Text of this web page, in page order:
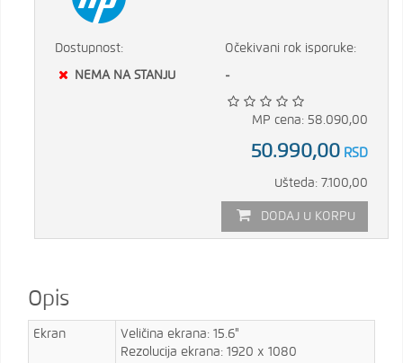
Dostupnost:
NEMA NA STANJU
Očekivani rok isporuke:
-
MP cena: 58.090,00
50.990,00 RSD
Ušteda: 7.100,00
DODAJ U KORPU
Opis
Ekran
Veličina ekrana: 15.6"
Rezolucija ekrana: 1920 x 1080